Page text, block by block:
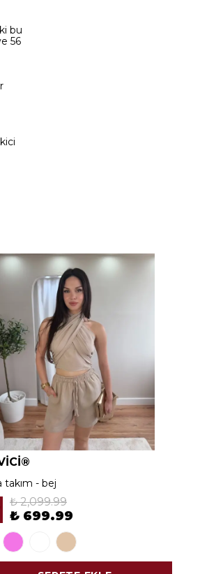
bu
56
takım - bej
₺ 2,099.99
₺ 699.99